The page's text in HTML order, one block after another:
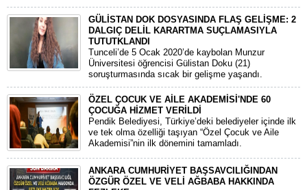
GÜLİSTAN DOK DOSYASINDA FLAŞ GELİŞME: 2
DALGIÇ DELİL KARARTMA SUÇLAMASIYLA
TUTUTKLANDI
​Tunceli’de 5 Ocak 2020’de kaybolan Munzur
Üniversitesi öğrencisi Gülistan Doku (21)
soruşturmasında sıcak bir gelişme yaşandı.
ÖZEL ÇOCUK VE AİLE AKADEMİSİ'NDE 60
ÇOCUĞA HİZMET VERİLDİ
Pendik Belediyesi, Türkiye’deki belediyeler içinde ilk
ve tek olma özelliği taşıyan “Özel Çocuk ve Aile
Akademisi”nin ilk dönemini tamamladı.
ANKARA CUMHURİYET BAŞSAVCILIĞINDAN
ÖZGÜR ÖZEL VE VELİ AĞBABA HAKKINDA